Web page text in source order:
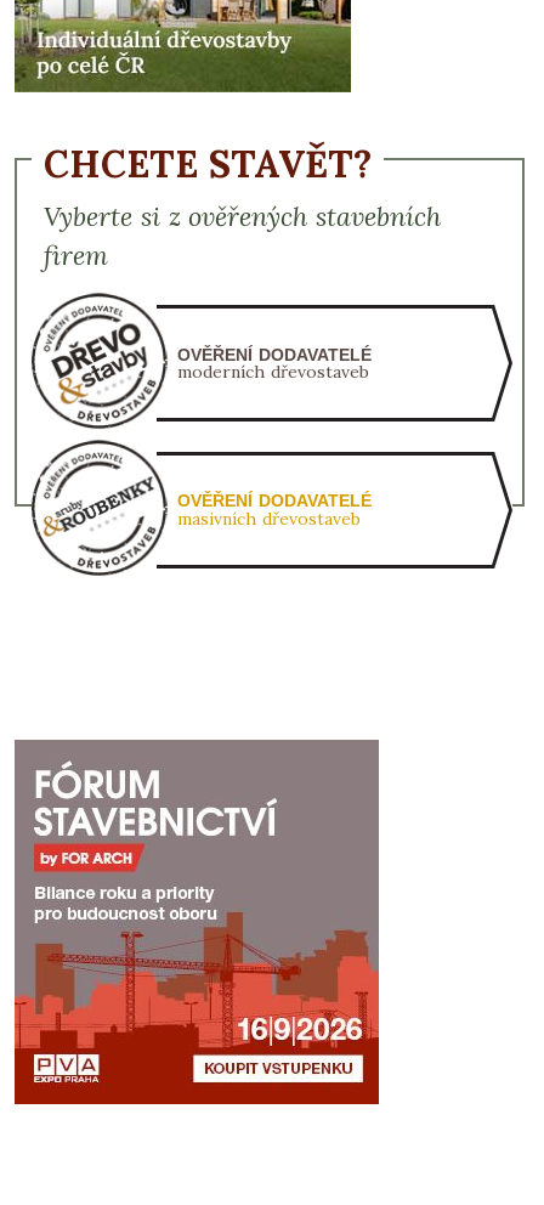
CHCETE STAVĚT?
Vyberte si z ověřených stavebních
firem
OVĚŘENÍ DODAVATELÉ
moderních dřevostaveb
OVĚŘENÍ DODAVATELÉ
masivních dřevostaveb